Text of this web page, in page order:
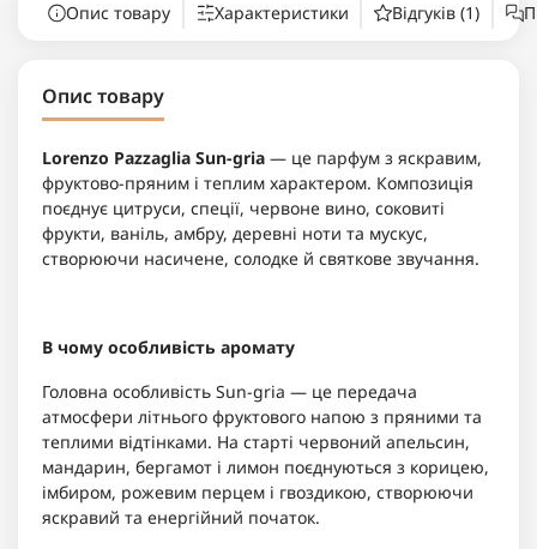
Опис товару Характеристики Відгуків (1)
Опис товару
Lorenzo Pazzaglia Sun-gria — це парфум з яскравим,
фруктово-пряним і теплим характером. Композиція
поєднує цитруси, спеції, червоне вино, соковиті
фрукти, ваніль, амбру, деревні ноти та мускус,
створюючи насичене, солодке й святкове звучання.
В чому особливість аромату
Головна особливість Sun-gria — це передача
атмосфери літнього фруктового напою з пряними та
теплими відтінками. На старті червоний апельсин,
мандарин, бергамот і лимон поєднуються з корицею,
імбиром, рожевим перцем і гвоздикою, створюючи
яскравий та енергійний початок.